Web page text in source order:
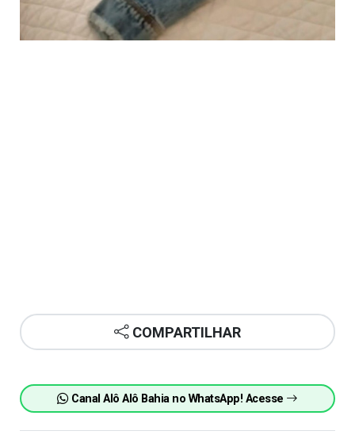
COMPARTILHAR
Canal Alô Alô Bahia no WhatsApp! Acesse